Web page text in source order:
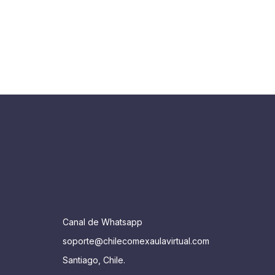
Canal de Whatsapp
soporte@chilecomexaulavirtual.com
Santiago, Chile.